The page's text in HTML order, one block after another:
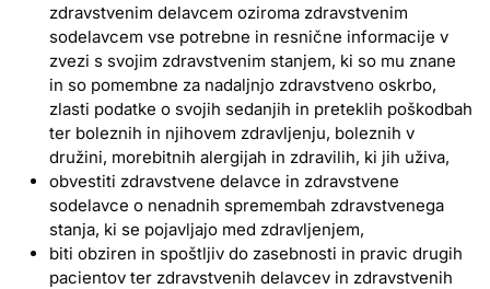
zdravstvenim delavcem oziroma zdravstvenim
sodelavcem vse potrebne in resnične informacije v
zvezi s svojim zdravstvenim stanjem, ki so mu znane
in so pomembne za nadaljnjo zdravstveno oskrbo,
zlasti podatke o svojih sedanjih in preteklih poškodbah
ter boleznih in njihovem zdravljenju, boleznih v
družini, morebitnih alergijah in zdravilih, ki jih uživa,
obvestiti zdravstvene delavce in zdravstvene
sodelavce o nenadnih spremembah zdravstvenega
stanja, ki se pojavljajo med zdravljenjem,
biti obziren in spoštljiv do zasebnosti in pravic drugih
pacientov ter zdravstvenih delavcev in zdravstvenih